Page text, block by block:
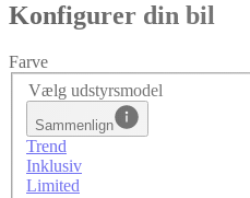
Konfigurer din bil
Farve
Vælg udstyrsmodel
Sammenlign
Trend
Inklusiv
Limited